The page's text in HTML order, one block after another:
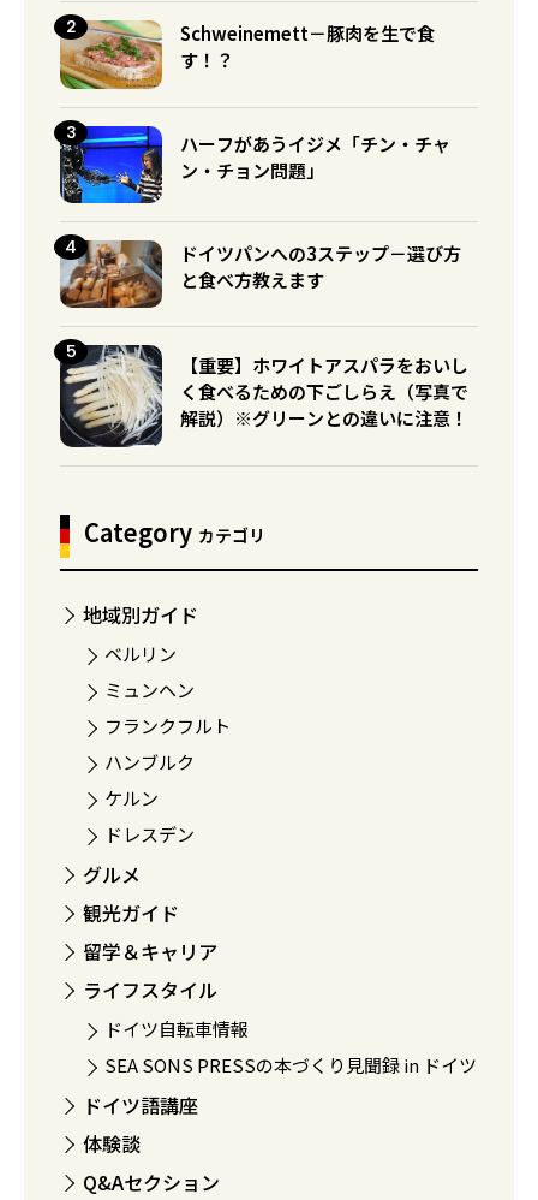
Schweinemett－豚肉を生で食
す！？
ハーフがあうイジメ「チン・チャ
ン・チョン問題」
ドイツパンへの3ステップ－選び方
と食べ方教えます
【重要】ホワイトアスパラをおいし
く食べるための下ごしらえ（写真で
解説）※グリーンとの違いに注意！
Category カテゴリ
地域別ガイド
ベルリン
ミュンヘン
フランクフルト
ハンブルク
ケルン
ドレスデン
グルメ
観光ガイド
留学＆キャリア
ライフスタイル
ドイツ自転車情報
SEA SONS PRESSの本づくり見聞録 in ドイツ
ドイツ語講座
体験談
Q&Aセクション